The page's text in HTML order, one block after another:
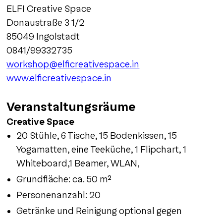
ELFI Creative Space
Donaustraße 3 1/2
85049 Ingolstadt
0841/99332735
workshop@elficreativespace.in
www.elficreativespace.in
Veranstaltungsräume
Creative Space
20 Stühle, 6 Tische, 15 Bodenkissen, 15
Yogamatten, eine Teeküche, 1 Flipchart, 1
Whiteboard,1 Beamer, WLAN,
Grundfläche: ca. 50 m²
Personenanzahl: 20
Getränke und Reinigung optional gegen